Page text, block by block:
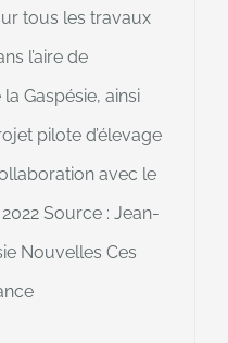
tous les travaux
l’aire de
Gaspésie, ainsi
pilote d’élevage
avec le
Source : Jean-
Nouvelles Ces